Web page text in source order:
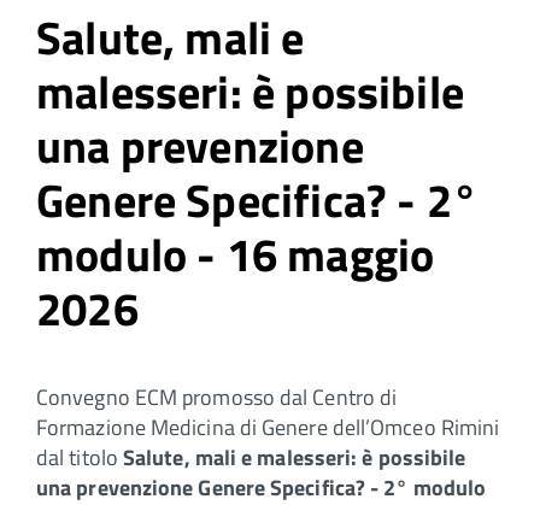
Salute, mali e
malesseri: è possibile
una prevenzione
Genere Specifica? - 2°
modulo - 16 maggio
2026
Convegno ECM promosso dal Centro di
Formazione Medicina di Genere dell’Omceo Rimini
dal titoloSalute, mali e malesseri: è possibile
una prevenzione Genere Specifica? - 2° modulo